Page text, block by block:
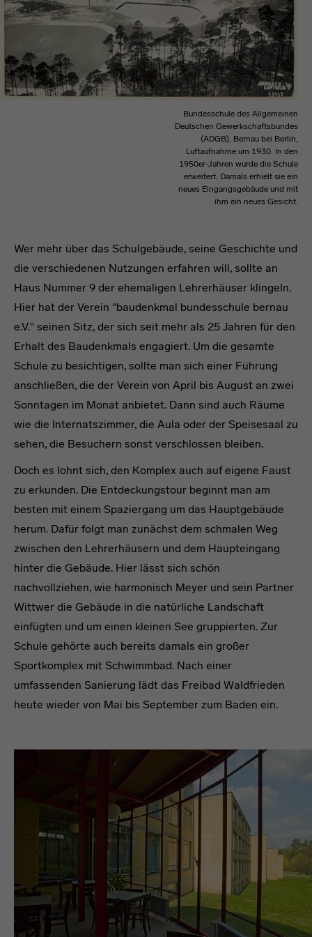
Wer mehr über das Schulgebäude, seine Geschichte und
die verschiedenen Nutzungen erfahren will, sollte an
Haus Nummer 9 der ehemaligen Lehrerhäuser klingeln.
Hier hat der Verein "baudenkmal bundesschule bernau
e.V." seinen Sitz, der sich seit mehr als 25 Jahren für den
Erhalt des Baudenkmals engagiert. Um die gesamte
Schule zu besichtigen, sollte man sich einer Führung
anschließen, die der Verein von April bis August an zwei
Sonntagen im Monat anbietet. Dann sind auch Räume
wie die Internatszimmer, die Aula oder der Speisesaal zu
sehen, die Besuchern sonst verschlossen bleiben.
Doch es lohnt sich, den Komplex auch auf eigene Faust
zu erkunden. Die Entdeckungstour beginnt man am
besten mit einem Spaziergang um das Hauptgebäude
herum. Dafür folgt man zunächst dem schmalen Weg
zwischen den Lehrerhäusern und dem Haupteingang
hinter die Gebäude. Hier lässt sich schön
nachvollziehen, wie harmonisch Meyer und sein Partner
Wittwer die Gebäude in die natürliche Landschaft
einfügten und um einen kleinen See gruppierten. Zur
Schule gehörte auch bereits damals ein großer
Sportkomplex mit Schwimmbad. Nach einer
umfassenden Sanierung lädt das Freibad Waldfrieden
heute wieder von Mai bis September zum Baden ein.
Bundesschule des Allgemeinen
Deutschen Gewerkschaftsbundes
(ADGB), Bernau bei Berlin,
Luftaufnahme um 1930. In den
1950er-Jahren wurde die Schule
erweitert. Damals erhielt sie ein
neues Eingangsgebäude und mit
ihm ein neues Gesicht.